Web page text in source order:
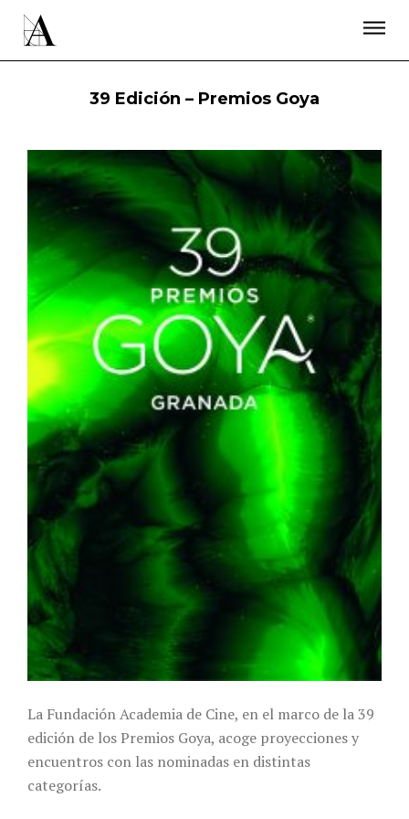
39 Edición – Premios Goya
La Fundación Academia de Cine, en el marco de la 39
edición de los Premios Goya, acoge proyecciones y
encuentros con las nominadas en distintas
categorías.
RESIDENCIAS
NEWSLETTER